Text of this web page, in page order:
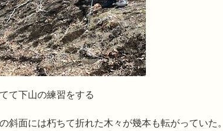
練習をする
面には朽ちて折れた木々が幾本も転がっていた。